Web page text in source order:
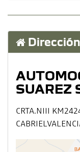
Dirección
SUAREZ
CRTA.NIII